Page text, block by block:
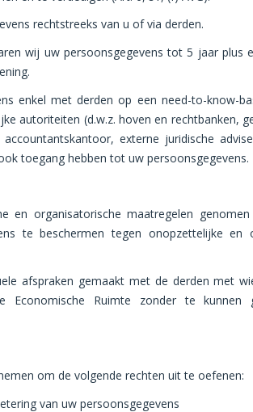
rechtstreeks van u of via derden.
wij uw persoonsgegevens tot 5 jaar
enkel met derden op een need-to-know-
autoriteiten (d.w.z. hoven en rechtbanken,
accountantskantoor, externe juridische
toegang hebben tot uw persoonsgegevens.
en organisatorische maatregelen
te beschermen tegen onopzettelijke en
afspraken gemaakt met de derden met
Economische Ruimte zonder te
om de volgende rechten uit te oefenen:
van uw persoonsgegevens